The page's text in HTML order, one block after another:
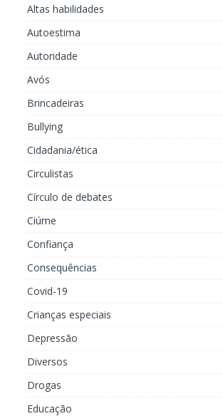
Altas habilidades
Autoestima
Autoridade
Avós
Brincadeiras
Bullying
Cidadania/ética
Circulistas
Círculo de debates
Ciúme
Confiança
Consequências
Covid-19
Crianças especiais
Depressão
Diversos
Drogas
Educação